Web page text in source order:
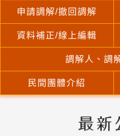
申請調解/撤回調解
資料補正/線上編輯
調解人、調
民間團體介紹